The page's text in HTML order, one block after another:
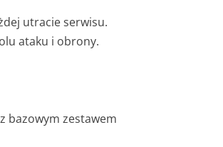
utracie serwisu.
ataku i obrony.
bazowym zestawem